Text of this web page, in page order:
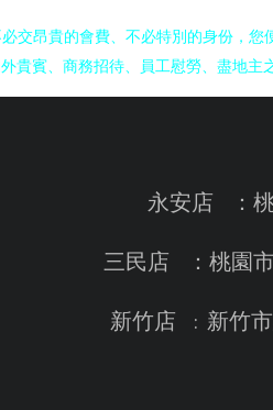
交昂貴的會費、不必特別的身份，
貴賓、商務招待、員工慰勞、盡地主
永安店 ：
三民店 ：桃園市
新竹店 : 新竹